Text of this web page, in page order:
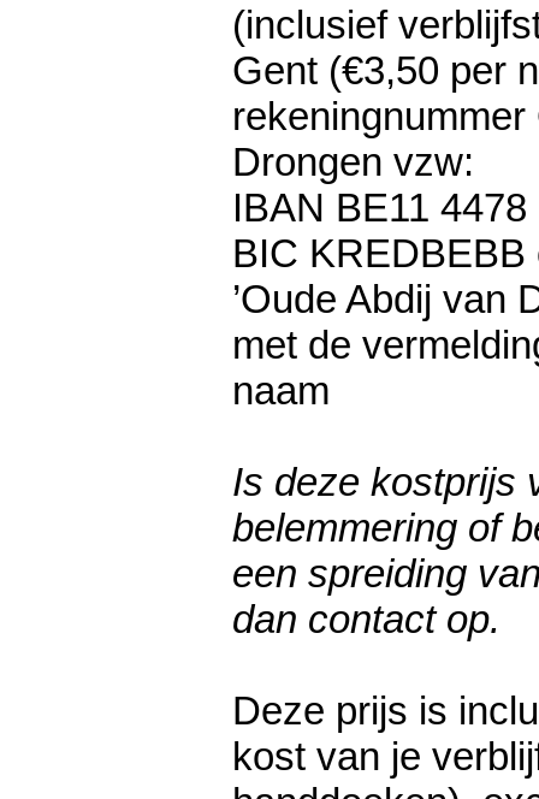
(inclusief
Gent (€3,50 per
rekeningnummer
Drongen vzw:
IBAN BE11
​BIC KREDBEBB
’Oude Abdij van
met de
naam
Is deze kostprijs
belemmering of
een spreiding
dan contact op.
Deze prijs is
kost van je